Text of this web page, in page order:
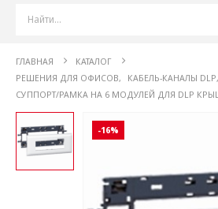
ГЛАВНАЯ
КАТАЛОГ
РЕШЕНИЯ ДЛЯ ОФИСОВ, КАБЕЛЬ-КАНАЛЫ DLP,
СУППОРТ/РАМКА НА 6 МОДУЛЕЙ ДЛЯ DLP
-16%